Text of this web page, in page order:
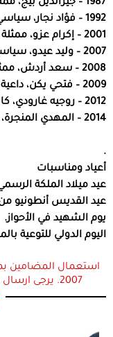
1987 – جيرالدين بيج، ممثلة أمريكية.
1992 – فؤاد نجار، سياسي ومهندس زراعي لبناني.
2001 – إكرام عزو، ممثلة مصرية.
2007 – وليد عيدو، سياسي لبناني.
2008 – سعد أردش، ممثل ومخرج مصري.
2009 – فتحي يكن، داعية إسلامي وسياسي لبناني.
2012 – روجيه غارودي، كاتب وفيلسوف فرنسي.
2014 – المهدي المنجرة، عالم مستقبليات مغربي.
.
أعياد ومناسبات
عيد ميلاد الملكة الرسمي
عيد القديس أنطونيو
يوم الشهيد في الأحواز.
اليوم الدولي للتوعية
2007. يرجى ارسال ملاحظات لـ akkanet.net@gmail.com